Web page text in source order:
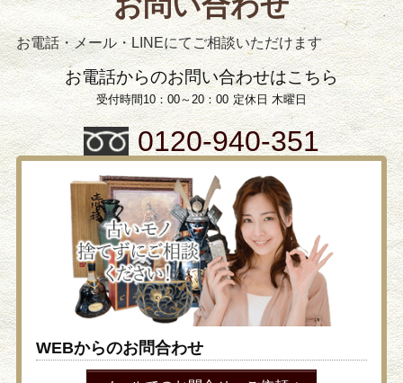
お電話・メール・LINEにてご相談いただけます
お電話からのお問い合わせはこちら
受付時間10：00～20：00 定休日 木曜日
0120-940-351
WEBからのお問合わせ